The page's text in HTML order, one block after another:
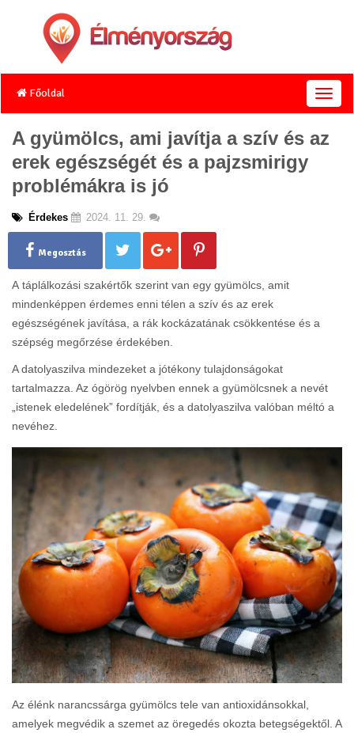
Főoldal
T
o
g
A gyümölcs, ami javítja a szív és az
erek egészségét és a pajzsmirigy
problémákra is jó
Érdekes 2024. 11. 29.
Megosztás
A táplálkozási szakértők szerint van egy gyümölcs, amit
mindenképpen érdemes enni télen a szív és az erek
egészségének javítása, a rák kockázatának csökkentése és a
szépség megőrzése érdekében.
A datolyaszilva mindezeket a jótékony tulajdonságokat
tartalmazza. Az ógörög nyelvben ennek a gyümölcsnek a nevét
„istenek eledelének” fordítják, és a datolyaszilva valóban méltó a
nevéhez.
Az élénk narancssárga gyümölcs tele van antioxidánsokkal,
amelyek megvédik a szemet az öregedés okozta betegségektől. A